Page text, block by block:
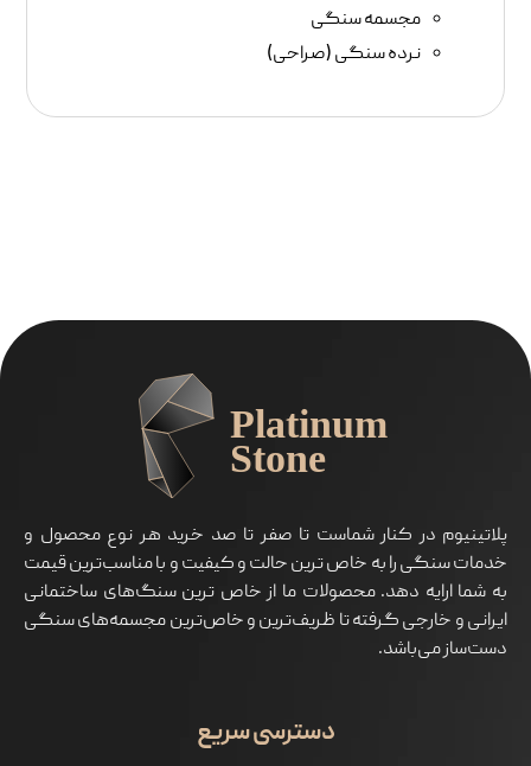
مجسمه سنگی
نرده سنگی (صراحی)
پلاتینیوم در کنار شماست تا صفر تا صد خرید هر نوع محصول و
خدمات سنگی را به خاص ترین حالت و کیفیت و با مناسب‌ترین قیمت
به شما ارايه دهد. محصولات ما از خاص ترین سنگ‌های ساختمانی
ایرانی و خارجی گرفته تا ظریف‌ترین و خاص‌ترین مجسمه‌های سنگی
دست‌ساز می‌باشد.
دسترسی سریع